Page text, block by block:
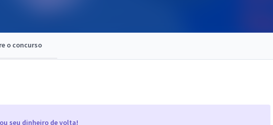
o concurso
seu dinheiro de volta!